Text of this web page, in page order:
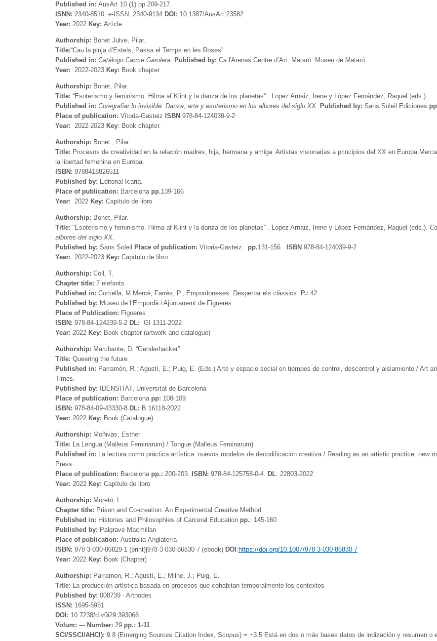
Published in: AusArt 10 (1) pp 209-217.
ISNN: 2340-8510. e-ISSN: 2340-9134 DOI: 10.1387/AusArt.23582
Year: 2022 Key: Article
Authorship: Bonet Julve, Pilar.
Title:“Cau la pluja d’Estels, Passa el Temps en les Roses”.
Published in: Catálogo Carme Garolera. Published by: Ca l'Arenas Centre d’Art. Mataró: Museu de Mataró
Year: 2022-2023 Key: Book chapter.
Authorship: Bonet, Pilar.
Title: “Esoterismo y feminismo. Hilma af Klint y la danza de los planetas” . Lopez Arnaiz, Irene y López Fernández, Raquel (eds.).
Published in: Coregrafiar lo invisible. Danza, arte y esoterismo en los albores del siglo XX. Published by: Sans Soleil Ediciones
Place of publication: Vitoria-Gasteiz ISBN 978-84-124039-9-2
Year: 2022-2023 Key: Book chapter.
Authorship: Bonet , Pilar.
Title: Procesos de creatividad en la relación madres, hija, hermana y amiga. Artistas visionarias a principios del XX en
la libertad femenina en Europa.
ISBN: 9788418826511
Published by: Editorial Icaria.
Place of publication: Barcelona pp.139-166
Year: 2022 Key: Capítulo de libro
Authorship: Bonet, Pilar.
Title: “Esoterismo y feminismo. Hilma af Klint y la danza de los planetas” . Lopez Arnaiz, Irene y López Fernández, Raquel (eds.).
albores del siglo XX.
Published by: Sans Soleil Place of publication: Vitoria-Gasteiz. pp.131-156. ISBN 978-84-124039-9-2
Year: 2022-2023 Key: Capítulo de libro.
Authorship: Coll, T.
Chapter title: 7 elefants
Published in: Cortiella, M.Mercè; Farrès, P., Empordoneses. Despertar els clàssics P.: 42
Published by: Museu de l’Empordà i Ajuntament de Figueres
Place of Publication: Figueres
ISBN: 978-84-124239-5-2 DL: GI 1311-2022
Year: 2022 Key: Book chapter (artwork and catalogue)
Authorship: Marchante, D. “Genderhacker”
Title: Queering the future
Published in: Parramón, R.; Agustí, E.; Puig, E. (Eds.) Arte y espacio social en tiempos de control, descontrol y aislamiento / Art
Times.
Published by:
IDENSITAT, Universitat de Barcelona
Place of publication: Barcelona pp: 108-109
ISBN: 978-84-09-43330-8 DL: B 16118-2022
Year: 2022 Key: Book (Catalogue)
Authorship: Moñivas, Esther
Title: La Lengua (Malleus Feminarum) / Tongue (Malleus Feminarum)
Published in: La lectura como práctica artística: nuevos modelos de decodificación creativa / Reading as an artistic practice: new
Press
Place of publication: Barcelonapp.: 200-203. ISBN: 978-84-125758-0-4. DL: 22803-2022
Year: 2022 Key: Capítulo de libro
Authorship: Moretó, L.
Chapter title: Prison and Co-creation: An Experimental Creative Method
Published in: Histories and Philosophies of Carceral Education pp.: 145-160
Published by: Palgrave Macmillan
Place of publication: Australia-Anglaterra
ISBN: 978-3-030-86829-1 (print)|978-3-030-86830-7 (ebook) DOI : https://doi.org/10.1007/978-3-030-86830-7
Year: 2022 Key: Book (Chapter)
Authorship: Parramon, R.; Agustí, E.; Milne, J.; Puig, E.
Title: La producción artística basada en procesos que cohabitan temporalmente los contextos
Published by: 008739 - Artnodes
ISSN: 1695-5951
DOI: 10.7238/d.v0i29.393066
Volum: --- Number: 29 pp.: 1-11
SCI/SSCI/AHCI): 9.8 (Emerging Sources Citation Index, Scopus) = +3.5 Está en dos o más bases datos de indización y resumen o